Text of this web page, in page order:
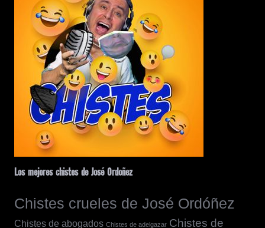
Los mejores chistes de José Ordoñez
Chistes crueles de José Ordóñez
Chistes de abogados Chistes de adelgazar Chistes de